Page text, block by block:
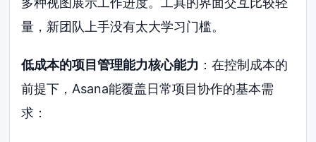
量，新团队上手没有太大学习门槛。
低成本的项目管理能力核心能力 ：在控制成本的
前提下，Asana能覆盖日常项目协作的基本需
求：